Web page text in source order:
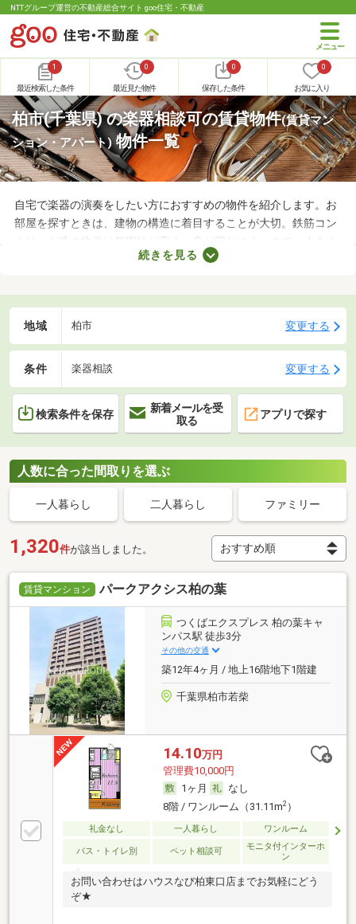
NTTグループ運営の不動産総合サイト goo住宅・不動産
1
最近検索した条件
0
最近見た物件
0
保存した条件
0
お気に入り
柏市(千葉県) の楽器相談可の賃貸物件(賃貸マン
ション・アパート)物件一覧
自宅で楽器の演奏をしたい方におすすめの物件を紹介します。お
部屋を探すときは、建物の構造に着目することが大切。鉄筋コン
クリート造の物件は気密性が高く、音が漏れにくいので、小さめ
の音で演奏すればトラブルになりにくいでしょう。物件によって
くことがおすすめです。
続きを見る
地域 柏市 変更する
条件 楽器相談 変更する
検索条件を保存
新着メールを受
取る
アプリで探す
人数に合った間取りを選ぶ
一人暮らし 二人暮らし ファミリー
1,320件が該当しました。
賃貸マンション パークアクシス柏の葉
つくばエクスプレス 柏の葉キャ
ンパス駅 徒歩3分
その他の交通
築12年4ヶ月 / 地上16階地下1階建
千葉県柏市若柴
14.10万円
管理費10,000円
1ヶ月
なし
8階 / ワンルーム（31.11m2）
礼金なし 一人暮らし ワンルーム
バス・トイレ別 ペット相談可
モニタ付インターホ
ン
お問い合わせはハウスなび柏東口店までお気軽にどう
ぞ★